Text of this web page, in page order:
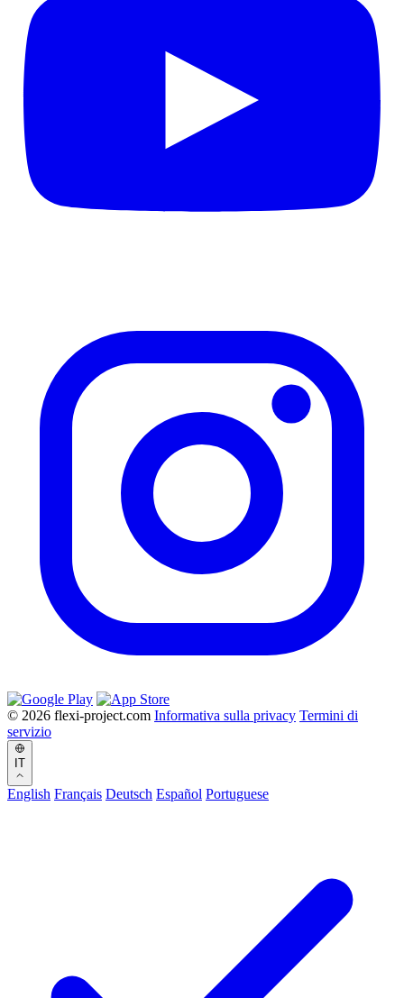
© 2026 flexi-project.com Informativa sulla privacy Termini di
servizio
IT
English Français Deutsch Español Portuguese